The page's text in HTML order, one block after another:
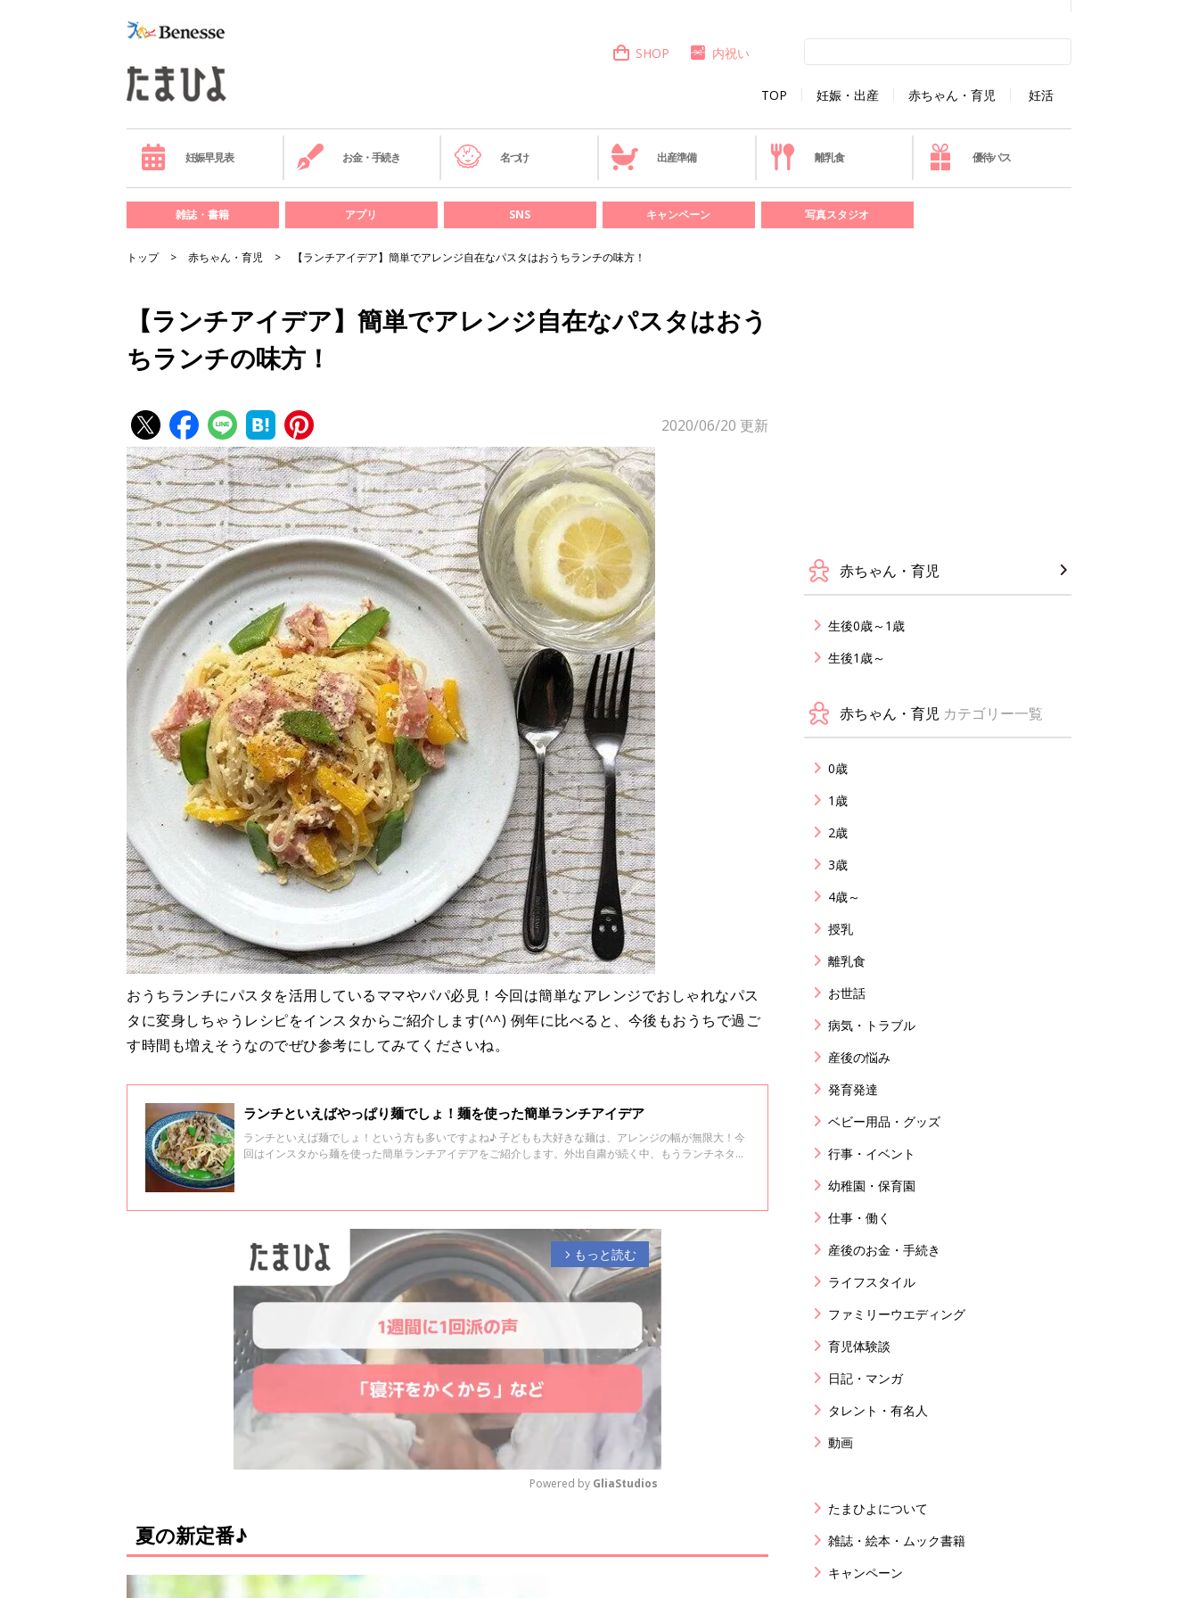
TOP 妊娠・出産 赤ちゃん・育児 妊活
SHOP 内祝い
妊娠早見表 お金・手続き 名づけ 出産準備 離乳食 優待パス
雑誌・書籍 アプリ SNS キャンペーン 写真スタジオ
トップ 赤ちゃん・育児 【ランチアイデア】簡単でアレンジ自在なパスタはおうちランチの味方！
【ランチアイデア】簡単でアレンジ自在なパスタはおう
ちランチの味方！
2020/06/20 更新
おうちランチにパスタを活用しているママやパパ必見！今回は簡単なアレンジでおしゃれなパス
タに変身しちゃうレシピをインスタからご紹介します(^^) 例年に比べると、今後もおうちで過ご
す時間も増えそうなのでぜひ参考にしてみてくださいね。
ランチといえばやっぱり麺でしょ！麺を使った簡単ランチアイデア
ランチといえば麺でしょ！という方も多いですよね♪ 子どもも大好きな麺は、アレンジの幅が無限大！今
回はインスタから麺を使った簡単ランチアイデアをご紹介します。外出自粛が続く中、もうランチネタ尽
arrow_forward_ios もっと読む
u
Powered by GliaStudios
夏の新定番♪
赤ちゃん・育児
生後0歳～1歳
生後1歳～
赤ちゃん・育児 カテゴリー一覧
0歳
1歳
2歳
3歳
4歳～
授乳
離乳食
お世話
病気・トラブル
産後の悩み
発育発達
ベビー用品・グッズ
行事・イベント
幼稚園・保育園
仕事・働く
産後のお金・手続き
ライフスタイル
ファミリーウエディング
育児体験談
日記・マンガ
タレント・有名人
動画
たまひよについて
雑誌・絵本・ムック書籍
キャンペーン